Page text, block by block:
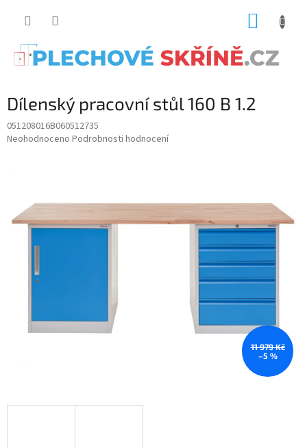
Dílenský pracovní stůl 160 B 1.2
051208016B060512735
Průměrné
hvězdiček.
Neohodnoceno Podrobnosti hodnocení
11 979 Kč
–5 %